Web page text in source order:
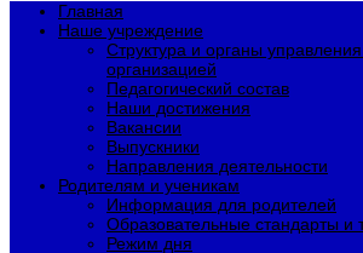
Главная
Наше учреждение
Структура и органы
организацией
Педагогический состав
Наши достижения
Вакансии
Выпускники
Направления деятельности
Родителям и ученикам
Информация для родителей
Образовательные стандарты и
Режим дня